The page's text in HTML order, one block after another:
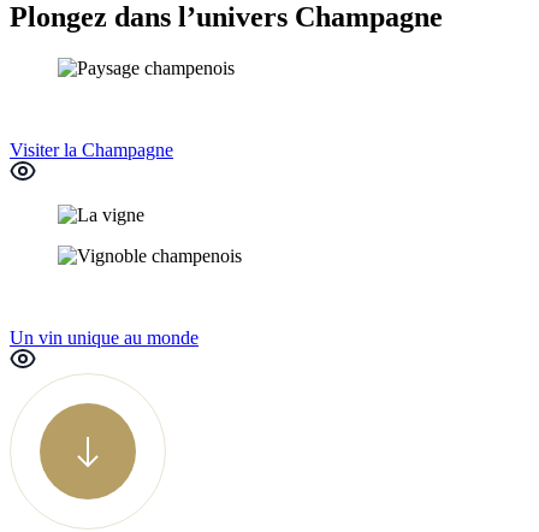
Plongez dans l’univers Champagne
Visiter la Champagne
Un vin unique au monde